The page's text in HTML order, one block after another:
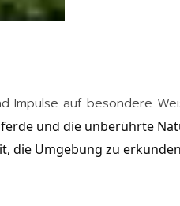
Impulse auf besondere
und die unberührte
die Umgebung zu